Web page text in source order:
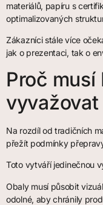
materiálů, papíru s
optimalizovaných
Zákazníci stále více
jak o prezentaci, tak o
Proč musí
Na rozdíl od tradičních
přežít podmínky
Toto vytváří jedinečnou
Obaly musí působit
odolné, aby chránily